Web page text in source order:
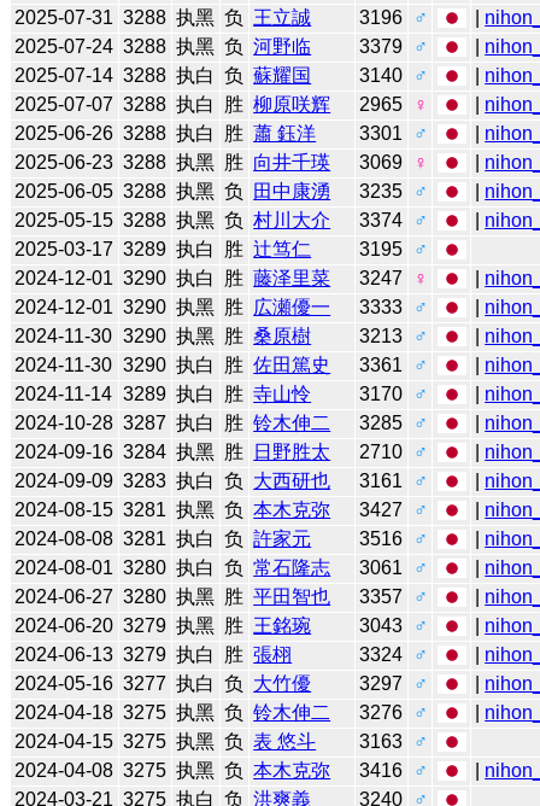
2025-07-31 3288 执黑 负 王立誠 3196 ♂
2025-07-24 3288 执黑 负 河野临 3379 ♂
2025-07-14 3288 执白 负 蘇耀国 3140 ♂
2025-07-07 3288 执白 胜 柳原咲辉 2965 ♀
2025-06-26 3288 执白 胜 蕭 鈺洋 3301 ♂
2025-06-23 3288 执黑 胜 向井千瑛 3069 ♀
2025-06-05 3288 执黑 负 田中康湧 3235 ♂
2025-05-15 3288 执黑 负 村川大介 3374 ♂
2025-03-17 3289 执白 胜 辻笃仁 3195
♂
2024-12-01 3290 执白 胜 藤泽里菜 3247 ♀
2024-12-01 3290 执黑 胜 広瀬優一 3333 ♂
2024-11-30 3290 执黑 胜 桑原樹 3213 ♂
2024-11-30 3290 执白 胜 佐田篤史 3361 ♂
2024-11-14 3289 执白 胜 寺山怜 3170 ♂
2024-10-28 3287 执白 胜 铃木伸二 3285 ♂
2024-09-16 3284 执黑 胜 日野胜太 2710 ♂
2024-09-09 3283 执白 负 大西研也 3161 ♂
2024-08-15 3281 执黑 负 本木克弥 3427 ♂
2024-08-08 3281 执白 负 許家元 3516 ♂
2024-08-01 3280 执白 负 常石隆志 3061 ♂
2024-06-27 3280 执黑 胜 平田智也 3357 ♂
2024-06-20 3279 执黑 胜 王銘琬 3043 ♂
2024-06-13 3279 执白 胜 張栩 3324 ♂
2024-05-16 3277 执白 负 大竹優 3297 ♂
2024-04-18 3275 执黑 负 铃木伸二 3276 ♂
2024-04-15 3275 执黑 负 表 悠斗 3163
♂
2024-04-08 3275 执黑 负 本木克弥 3416 ♂
2024-03-21 3275 执白 负 洪爽義 3240 ♂